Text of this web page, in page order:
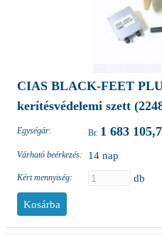
CIAS BLACK-FEET
kerítésvédelemi szett
Egységár: 1 683
Várható beérkezés: 14 nap
Kért mennyiség: db